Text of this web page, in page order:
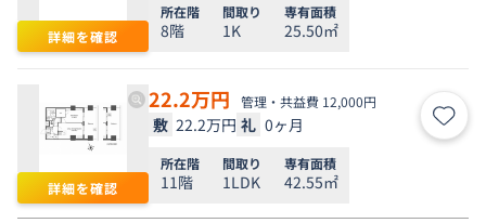
詳細を確認
所在階
8階
間取り
1K
専有面積
25.50㎡
詳細を確認
22.2万円 管理・共益費 12,000円
敷 22.2万円 礼 0ヶ月 お気
所在階
11階
間取り
1LDK
専有面積
42.55㎡